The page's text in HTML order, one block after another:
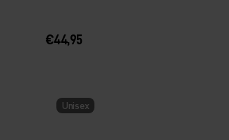
€44,95
Unisex